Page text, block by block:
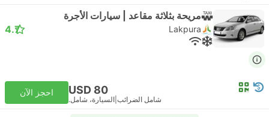
مريحة بثلاثة مقاعد | سيارات الأجرة
Lakpura
4.7
USD 80
شامل الضرائب السيارة، شامل.
احجز الآن